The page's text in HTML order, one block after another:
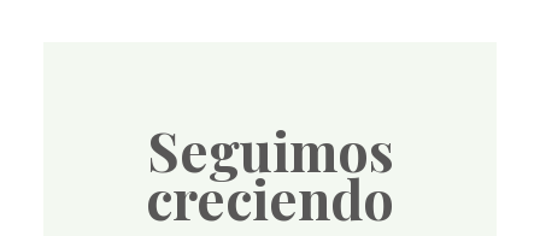
Seguimos
creciendo